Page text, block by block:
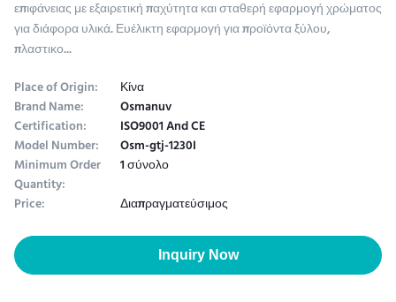
επιφάνειας με εξαιρετική παχύτητα και σταθερή εφαρμογή χρώματος
για διάφορα υλικά. Ευέλικτη εφαρμογή για προϊόντα ξύλου,
πλαστικο...
Place of Origin:
Κίνα
Brand Name: Osmanuv
Certification: ISO9001 And CE
Model Number: Osm-gtj-1230I
Minimum Order
Quantity:
1 σύνολο
Price:
Διαπραγματεύσιμος
Inquiry Now